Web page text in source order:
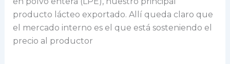
producto lácteo exportado. Allí queda claro que
el mercado interno es el que está sosteniendo el
precio al productor